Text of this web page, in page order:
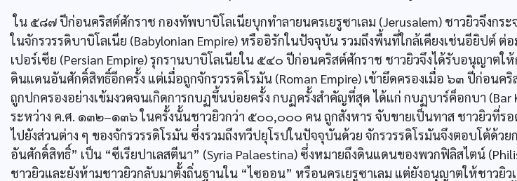
ใน ๕๘๗ ปีก่อนคริสต์ศักราช กองทัพบาบิโลเนียบุกทำลายนครเยรูซาเลม (Jerusalem) ชาวยิวจึงกร
ในจักรวรรดิบาบิโลเนีย (Babylonian Empire) หรืออิรักในปัจจุบัน รวมถึงพื้นที่ใกล้เคียงเช่นอียิปต์ ต่อ
เปอร์เซีย (Persian Empire) รุกรานบาบิโลเนียใน ๕๔๐ ปีก่อนคริสต์ศักราช ชาวยิวจึงได้รับอนุญาตใ
ดินแดนอันศักดิ์สิทธิ์อีกครั้ง แต่เมื่อถูกจักรวรรดิโรมัน (Roman Empire) เข้ายึดครองเมื่อ ๖๓ ปีก่อนคริ
ถูกปกครองอย่างเข้มงวดจนเกิดการกบฏขึ้นบ่อยครั้ง กบฏครั้งสำคัญที่สุด ได้แก่ กบฏบาร์ค็อกบา (Bar
ระหว่าง ค.ศ. ๑๓๒–๑๓๖ ในครั้งนั้นชาวยิวกว่า ๕๐๐,๐๐๐ คน ถูกสังหาร จับขายเป็นทาส ชาวยิวที่ร
ไปยังส่วนต่าง ๆ ของจักรวรรดิโรมัน ซึ่งรวมถึงทวีปยุโรปในปัจจุบันด้วย จักรวรรดิโรมันจึงตอบโต้ด้วย
อันศักดิ์สิทธิ์” เป็น “ซีเรียปาเลสตีนา” (Syria Palaestina) ซึ่งหมายถึงดินแดนของพวกฟิลิสไตน์
ชาวยิวและยังห้ามชาวยิวกลับมาตั้งถิ่นฐานใน “ไซออน” หรือนครเยรูซาเลม แต่ยังอนุญาตให้ชาวยิว